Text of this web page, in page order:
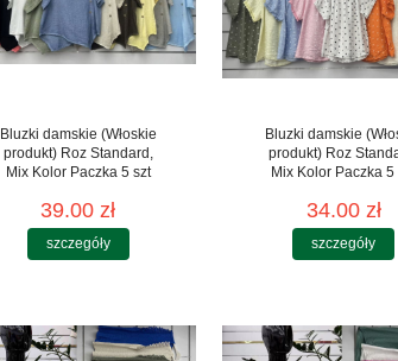
Bluzki damskie (Włoskie
produkt) Roz Standard,
Mix Kolor Paczka 5 szt
39.00 zł
szczegóły
Bluzki damskie
produkt) Roz
Mix Kolor Paczka 5
34.00 zł
szczegóły